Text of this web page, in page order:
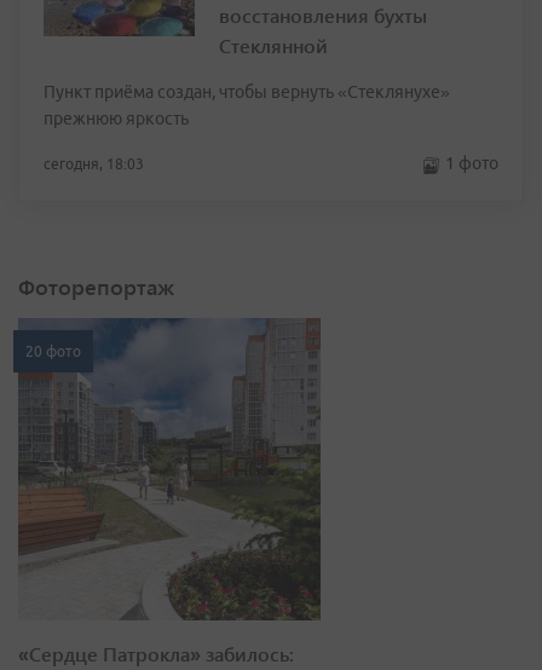
восстановления бухты
Стеклянной
Пункт приёма создан, чтобы вернуть «Стеклянухе»
прежнюю яркость
сегодня, 18:03 1 фото
Фоторепортаж
20 фото
«Сердце Патрокла» забилось: